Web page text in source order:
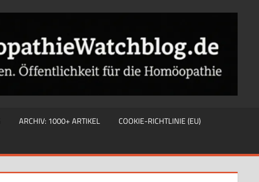
ARCHIV: 1000+ ARTIKEL
COOKIE-RICHTLINIE (EU)